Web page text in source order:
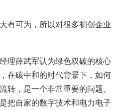
有可为，所以对很多初创企业
理薛武军认为绿色双碳的核心
在碳中和的时代背景下，如何
转，是一个非常重要的问题。
把自家的数字技术和电力电子